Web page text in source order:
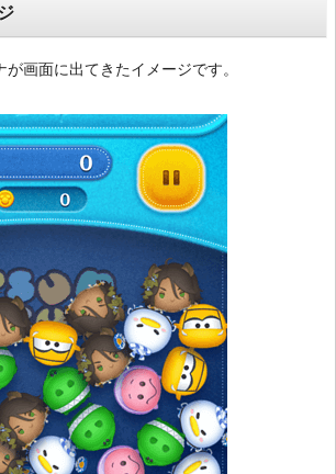
画面に出てきたイメージです。